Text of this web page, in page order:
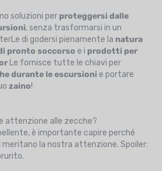
soluzioni per proteggersi dalle
, senza trasformarsi in un
di godersi pienamente la natura
pronto soccorso e i prodotti per
Le fornisce tutte le chiavi per
durante le escursioni e portare
zaino!
attenzione alle zecche?
è importante capire perché
la nostra attenzione. Spoiler: